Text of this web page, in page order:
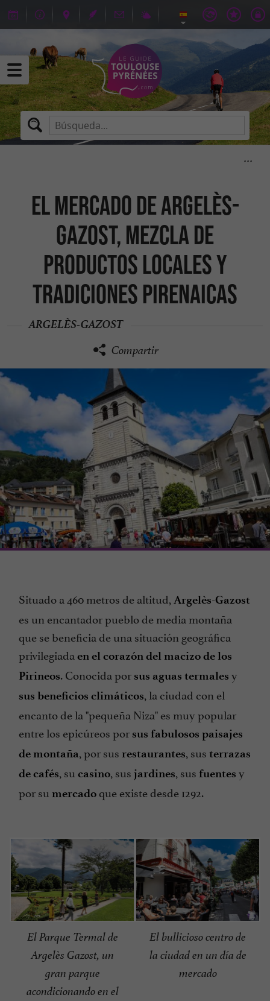
El mercado de Argelès-
Gazost, mezcla de
productos locales y
tradiciones pirenaicas
ARGELÈS-GAZOST
Compartir
Situado a 460 metros de altitud, Argelès-Gazost
es un encantador pueblo de media montaña
que se beneficia de una situación geográfica
privilegiada en el corazón del macizo de los
Pirineos. Conocida por sus aguas termales y
sus beneficios climáticos, la ciudad con el
encanto de la "pequeña Niza" es muy popular
entre los epicúreos por sus fabulosos paisajes
de montaña, por sus restaurantes, sus terrazas
de cafés, su casino, sus jardines, sus fuentes y
por su mercadoque existe desde 1292.
El Parque Termal de
Argelès Gazost, un
gran parque
acondicionando en el
El bullicioso centro de
la ciudad en un día de
mercado